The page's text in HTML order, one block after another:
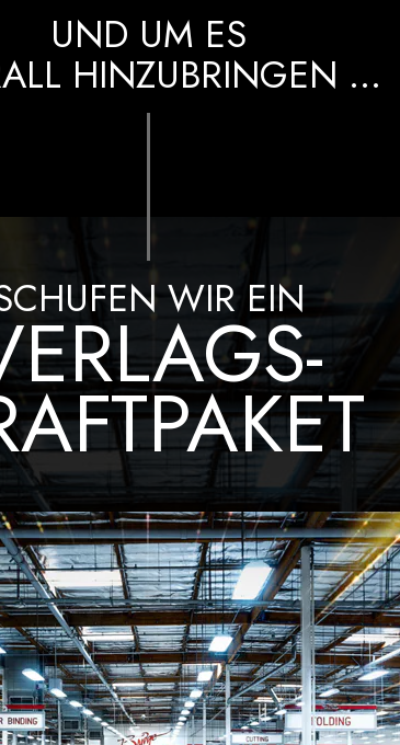
UND UM ES
HINZUBRINGEN …
WIR EIN